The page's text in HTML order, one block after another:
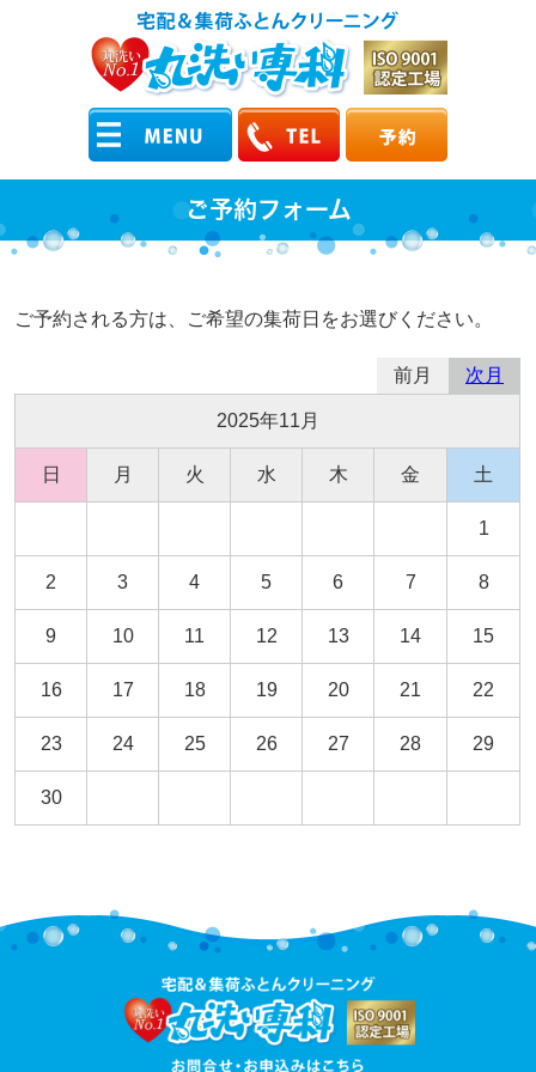
ご予約フォーム
ご予約される方は、ご希望の集荷日をお選びください。
前月 次月
2025年11月
日 月 火 水 木 金 土
1
2 3 4 5 6 7 8
9 10 11 12 13 14 15
16 17 18 19 20 21 22
23 24 25 26 27 28 29
30